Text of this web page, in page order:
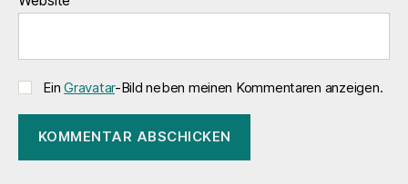
EinGravatar-Bild neben meinen Kommentaren anzeigen.